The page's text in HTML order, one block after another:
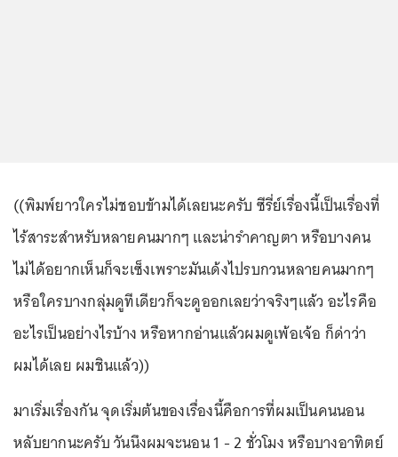
((พิมพ์ยาวใครไม่ชอบข้ามได้เลยนะครับ ซีรี่ย์เรื่องนี้เป็นเรื่องที่
ไร้สาระสำหรับหลายคนมากๆ และน่ารำคาญตา หรือบางคน
ไม่ได้อยากเห็นก็จะเซ็งเพราะมันเด้งไปรบกวนหลายคนมากๆ
หรือใครบางกลุ่มดูทีเดียวก็จะดูออกเลยว่าจริงๆแล้ว อะไรคือ
อะไรเป็นอย่างไรบ้าง หรือหากอ่านแล้วผมดูเพ้อเจ้อ ก็ด่าว่า
ผมได้เลย ผมชินแล้ว))
มาเริ่มเรื่องกัน จุดเริ่มต้นของเรื่องนี้คือการที่ผมเป็นคนนอน
หลับยากนะครับ วันนึงผมจะนอน 1 - 2 ชั่วโมง หรือบางอาทิตย์